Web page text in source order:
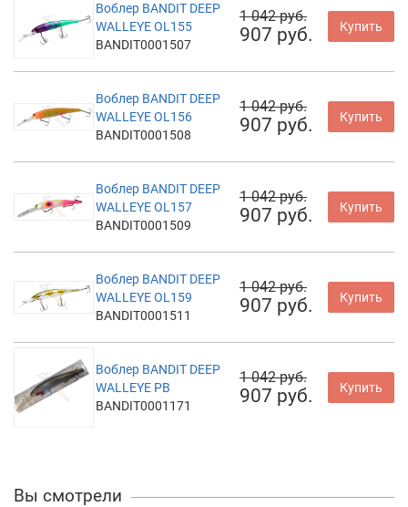
Воблер BANDIT DEEP
WALLEYE OL155
BANDIT0001507
1 042 руб.
907 руб. Купить
Воблер BANDIT DEEP
WALLEYE OL156
BANDIT0001508
1 042 руб.
907 руб. Купить
Воблер BANDIT DEEP
WALLEYE OL157
BANDIT0001509
1 042 руб.
907 руб. Купить
Воблер BANDIT DEEP
WALLEYE OL159
BANDIT0001511
1 042 руб.
907 руб. Купить
Воблер BANDIT DEEP
WALLEYE PB
BANDIT0001171
1 042 руб.
907 руб. Купить
Вы смотрели